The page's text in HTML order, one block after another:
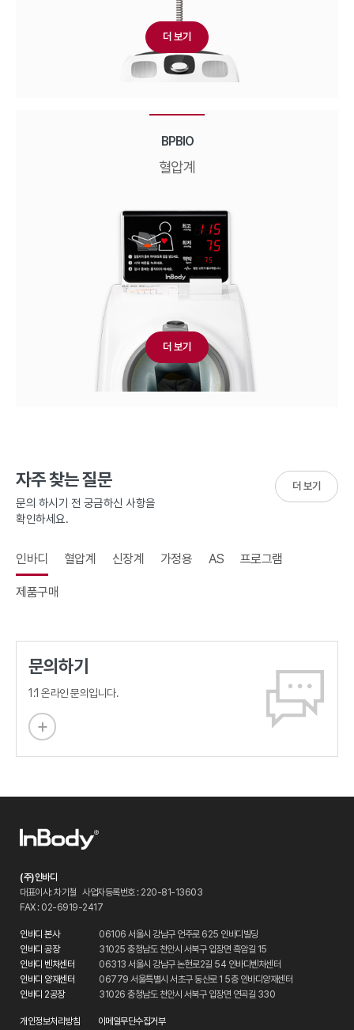
더 보기
BPBIO
혈압계
더 보기
자주 찾는 질문
문의 하시기 전 궁금하신 사항을
확인하세요.
인바디 혈압계 신장계 가정용 AS 프로그램
제품구매
더 보기
문의하기
1:1 온라인 문의입니다.
(주)인바디
대표이사: 차기철 사업자등록번호 : 220-81-13603
FAX : 02-6919-2417
인바디 본사
06106 서울시 강남구 언주로 625 인바디빌딩
인바디 공장
31025 충청남도 천안시 서북구 입장면 흑암길 15
인바디 벤처센터
06313 서울시 강남구 논현로2길 54 인바디벤처센터
인바디 양재센터
06779 서울특별시 서초구 동산로 1 5층 인바디양재센터
인바디 2공장
31026 충청남도 천안시 서북구 입장면 연곡길 330
개인정보처리방침 이메일무단수집거부